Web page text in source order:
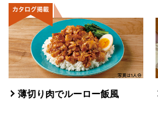
薄切り肉でルーロー飯風